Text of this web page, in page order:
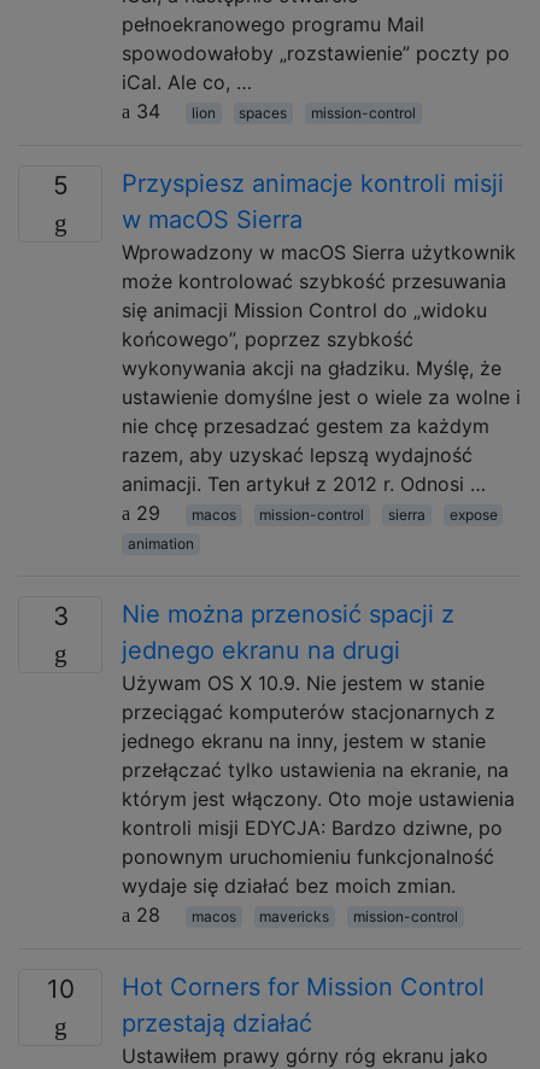
pełnoekranowego programu Mail
spowodowałoby „rozstawienie” poczty po
iCal. Ale co, …
34
lion spaces mission-control
5
Przyspiesz animacje kontroli misji
w macOS Sierra
Wprowadzony w macOS Sierra użytkownik
może kontrolować szybkość przesuwania
się animacji Mission Control do „widoku
końcowego”, poprzez szybkość
wykonywania akcji na gładziku. Myślę, że
ustawienie domyślne jest o wiele za wolne i
nie chcę przesadzać gestem za każdym
razem, aby uzyskać lepszą wydajność
animacji. Ten artykuł z 2012 r. Odnosi …
29
macos mission-control sierra
expose
animation
3
Nie można przenosić spacji z
jednego ekranu na drugi
Używam OS X 10.9. Nie jestem w stanie
przeciągać komputerów stacjonarnych z
jednego ekranu na inny, jestem w stanie
przełączać tylko ustawienia na ekranie, na
którym jest włączony. Oto moje ustawienia
kontroli misji EDYCJA: Bardzo dziwne, po
ponownym uruchomieniu funkcjonalność
wydaje się działać bez moich zmian.
28
macos mavericks mission-control
10
Hot Corners for Mission Control
przestają działać
Ustawiłem prawy górny róg ekranu jako